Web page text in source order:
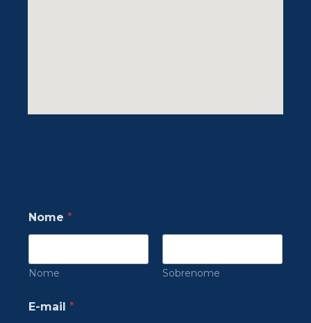
Nome *
Nome Sobrenome
E-mail *